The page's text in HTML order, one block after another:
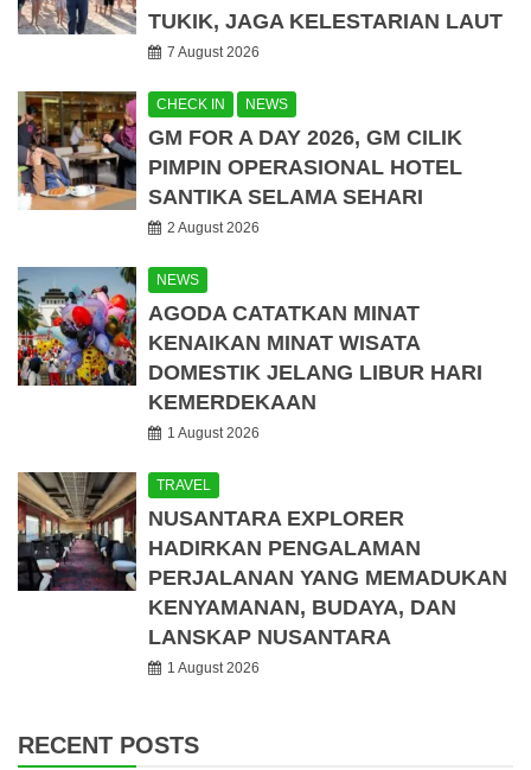
TUKIK, JAGA KELESTARIAN LAUT
7 August 2026
CHECK IN NEWS
GM FOR A DAY 2026, GM CILIK
PIMPIN OPERASIONAL HOTEL
SANTIKA SELAMA SEHARI
2 August 2026
NEWS
AGODA CATATKAN MINAT
KENAIKAN MINAT WISATA
DOMESTIK JELANG LIBUR HARI
KEMERDEKAAN
1 August 2026
TRAVEL
NUSANTARA EXPLORER
HADIRKAN PENGALAMAN
PERJALANAN YANG MEMADUKAN
KENYAMANAN, BUDAYA, DAN
LANSKAP NUSANTARA
1 August 2026
RECENT POSTS